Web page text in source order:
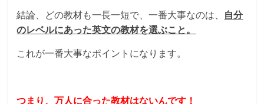
結論、どの教材も一長一短で、一番大事なのは、 自分
のレベルにあった英文の教材を選ぶこと。
これが一番大事なポイントになります。
つまり、万人に合った教材はないんです！